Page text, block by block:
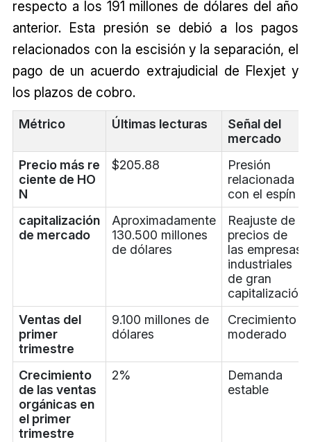
respecto a los 191 millones de dólares del año
anterior. Esta presión se debió a los pagos
relacionados con la escisión y la separación, el
pago de un acuerdo extrajudicial de Flexjet y
los plazos de cobro.
Métrico Últimas lecturas
Señal del
mercado
Precio más re
ciente de HO
N
$205.88
Presión
relacionada
con el espín
capitalización
de mercado
Aproximadamente
130.500 millones
de dólares
Reajuste de
precios de
las empresas
industriales
de gran
capitalización
Ventas del
primer
trimestre
9.100 millones de
dólares
Crecimiento
moderado
Crecimiento
de las ventas
orgánicas en
el primer
trimestre
2%
Demanda
estable